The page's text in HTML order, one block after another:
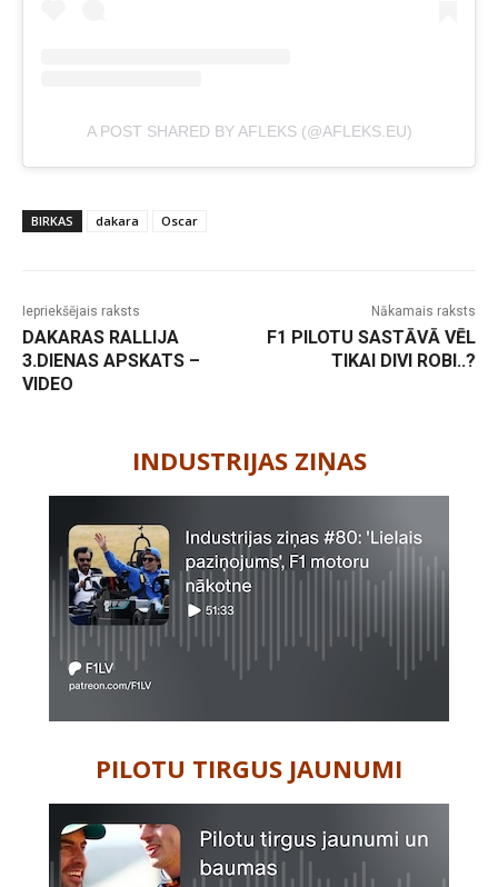
A POST SHARED BY AFLEKS (@AFLEKS.EU)
BIRKAS dakara Oscar
Iepriekšējais raksts
DAKARAS RALLIJA
3.DIENAS APSKATS –
VIDEO
Nākamais raksts
F1 PILOTU SASTĀVĀ VĒL
TIKAI DIVI ROBI..?
INDUSTRIJAS ZIŅAS
PILOTU TIRGUS JAUNUMI